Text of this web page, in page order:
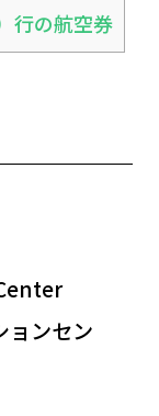
行の航空券
ョンセン